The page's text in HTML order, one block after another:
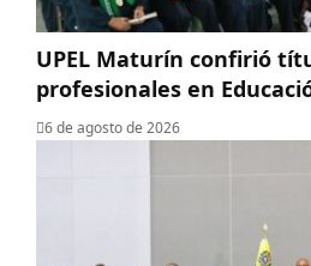
UPEL Maturín confirió
profesionales en
6 de agosto de 2026